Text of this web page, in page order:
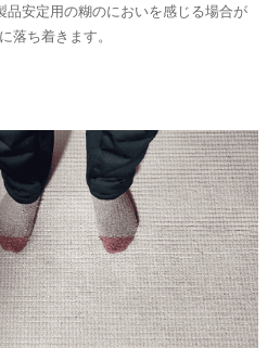
安定用の糊のにおいを感じる場合が
落ち着きます。